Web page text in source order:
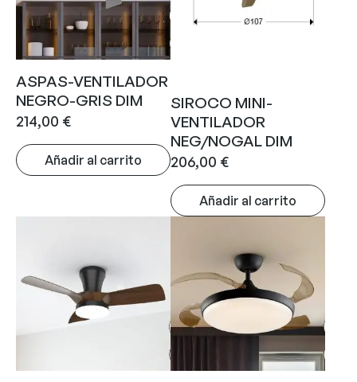
ASPAS-VENTILADOR
NEGRO-GRIS DIM
214,00 €
Añadir al carrito
SIROCO MINI-
VENTILADOR
NEG/NOGAL DIM
206,00 €
Añadir al carrito